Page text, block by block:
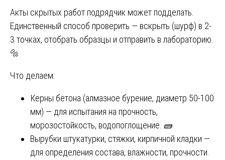
Акты скрытых работ подрядчик может подделать.
Единственный способ проверить — вскрыть (шурф) в 2-
3 точках, отобрать образцы и отправить в лабораторию.
🔩
Что делаем:
Керны бетона (алмазное бурение, диаметр 50-100
мм) — для испытания на прочность,
морозостойкость, водопоглощение. 🧱
Вырубки штукатурки, стяжки, кирпичной кладки —
для определения состава, влажности, прочности.